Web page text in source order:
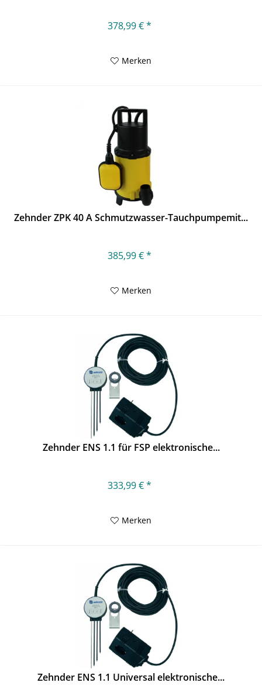
378,99 € *
Merken
Zehnder ZPK 40 A Schmutzwasser-Tauchpumpemit...
385,99 € *
Merken
Zehnder ENS 1.1 für FSP elektronische...
333,99 € *
Merken
Zehnder ENS 1.1 Universal elektronische...